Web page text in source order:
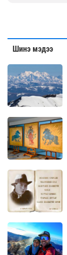
Шинэ мэдээ